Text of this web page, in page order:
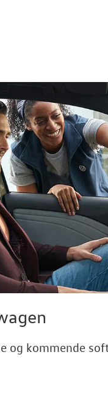
og kommende